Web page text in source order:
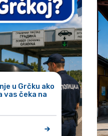
u Grčku ako
vas čeka na